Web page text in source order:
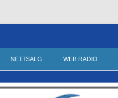
NETTSALG WEB RADIO